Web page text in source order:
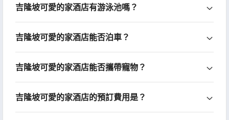
吉隆坡可愛的家酒店有游泳池嗎？
吉隆坡可愛的家酒店能否泊車？
吉隆坡可愛的家酒店能否攜帶寵物？
吉隆坡可愛的家酒店的預訂費用是？